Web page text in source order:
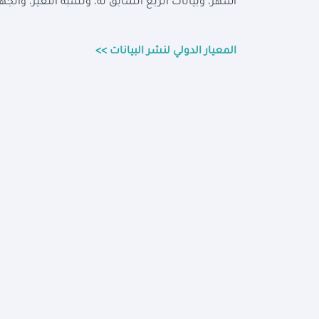
أشهر، وبيانات الربع السابق له، ونسبة التغير،
المعيار الدولي لنشر البيانات >>